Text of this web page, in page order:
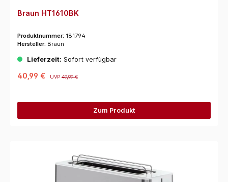
Braun HT1610BK
Produktnummer: 181794
Hersteller: Braun
Lieferzeit: Sofort verfügbar
40,99 € UVP49,99 €
Zum Produkt